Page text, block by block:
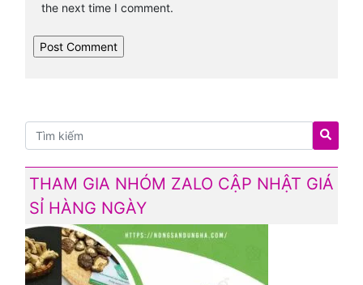
the next time I comment.
THAM GIA NHÓM ZALO CẬP NHẬT GIÁ
SỈ HÀNG NGÀY